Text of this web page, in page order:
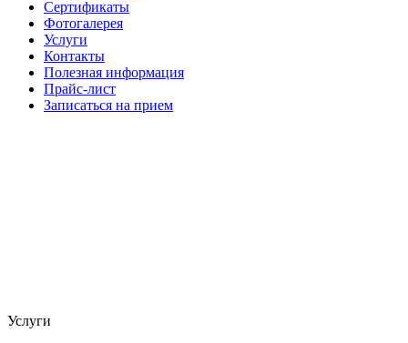
Сертификаты
Фотогалерея
Услуги
Контакты
Полезная информация
Прайс-лист
Записаться на прием
Услуги